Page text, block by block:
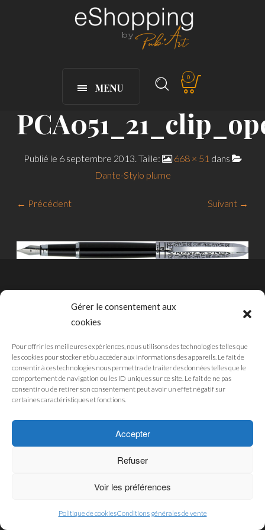
Gérer le consentement aux
cookies
Pour offrir les meilleures expériences, nous utilisons des technologies telles que
les cookies pour stocker et/ou accéder aux informations des appareils. Le fait de
consentir à ces technologies nous permettra de traiter des données telles que le
comportement de navigation ou les ID uniques sur ce site. Le fait de ne pas
consentir ou de retirer son consentement peut avoir un effet négatif sur
certaines caractéristiques et fonctions.
Accepter
Refuser
Voir les préférences
Politique de cookiesConditions générales de vente
MENU
0
Publié le 6 septembre 2013. Taille: 668 × 51 dans
Dante-Stylo plume
← Précédent Suivant →
MENTIONS LÉGALES
POLITIQUE DE CONFIDENTIALITÉ
POLITIQUE DES COOKIES